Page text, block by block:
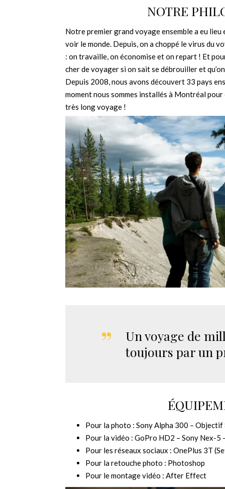
NOTRE
Notre premier grand voyage ensemble a eu
voir le monde. Depuis, on a choppé le virus du
: on travaille, on économise et on repart ! Et
cher de voyager si on sait se débrouiller et
Depuis 2008, nous avons découvert 33 pays
moment nous sommes installés à Montréal
très long voyage !
Un voyage de
toujours par un
Pour la photo : Sony Alpha 300 – Objectif
Pour la vidéo : GoPro HD2 – Sony Nex-
Pour les réseaux sociaux : OnePlus 3T
Pour la retouche photo : Photoshop
Pour le montage vidéo : After Effect